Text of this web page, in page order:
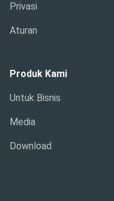
Privasi
Aturan
Produk Kami
Untuk Bisnis
Media
Download